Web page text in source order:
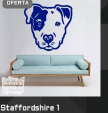
OFERTA
Staffordshire 1